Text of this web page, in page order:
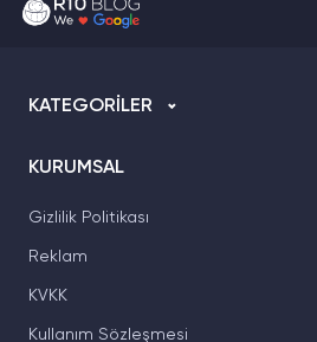
KATEGORİLER
KURUMSAL
Gizlilik Politikası
Reklam
KVKK
Kullanım Sözleşmesi